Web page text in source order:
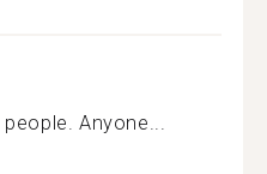
Anyone...